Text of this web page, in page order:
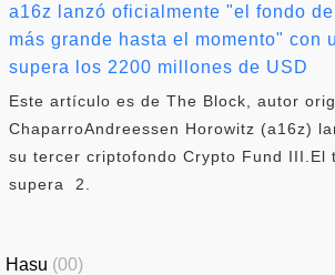
a16z lanzó oficialmente "el fondo
más grande hasta el momento" con
supera los 2200 millones de USD
Este artículo es de The Block, autor
ChaparroAndreessen Horowitz (a16z)
su tercer criptofondo Crypto Fund III.El
supera 2.
Hasu (00)